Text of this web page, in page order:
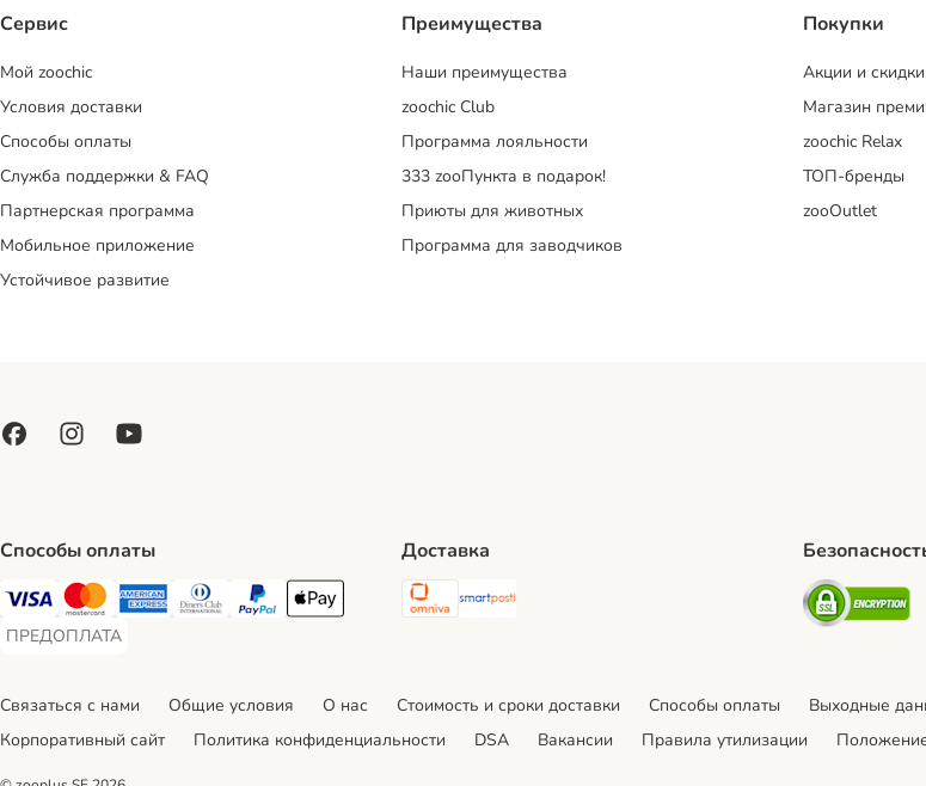
Сервис
Mой zoochic
Условия доставки
Способы оплаты
Служба поддержки & FAQ
Партнерская программа
Мобильное приложение
Устойчивое развитие
Преимуществa
Наши преимущества
zoochic Club
Программа лояльности
333 zooПункта в подарок!
Приюты для животных
Программа для заводчиков
Покупки
Акции и скидки
Магазин
zoochic Relax
ТОП-бренды
zooOutlet
Способы оплаты
Visa Payment Method
Mastercard Payment Method
American Express Payment Method
Diners Club Payment Method
PayPal Payment Method
Apple Pay Payment Method
ПРЕДОПЛАТА
ПРЕДОПЛАТА Payment Method
Доставка
Omniva Shipping Method
SmartPosti Shipping Method
Связаться с нами Общие условия О нас Стоимость и сроки доставки Cпособы оплаты Выходные
Корпоративный сайт
Политика конфиденциальности DSA Вакансии Правила утилизации